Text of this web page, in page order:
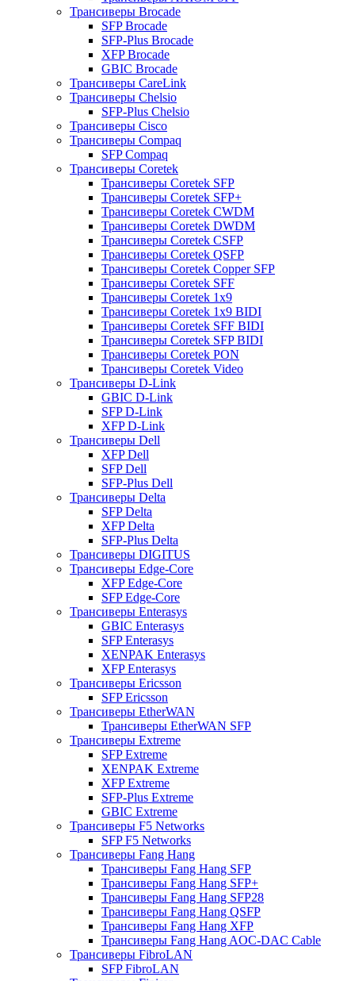
Трансиверы Brocade
SFP Brocade
SFP-Plus Brocade
XFP Brocade
GBIC Brocade
Трансиверы CareLink
Трансиверы Chelsio
SFP-Plus Chelsio
Трансиверы Cisco
Трансиверы Compaq
SFP Compaq
Трансиверы Coretek
Трансиверы Coretek SFP
Трансиверы Coretek SFP+
Трансиверы Coretek CWDM
Трансиверы Coretek DWDM
Трансиверы Coretek CSFP
Трансиверы Coretek QSFP
Трансиверы Coretek Copper SFP
Трансиверы Coretek SFF
Трансиверы Coretek 1x9
Трансиверы Coretek 1x9 BIDI
Трансиверы Coretek SFF BIDI
Трансиверы Coretek SFP BIDI
Трансиверы Coretek PON
Трансиверы Coretek Video
Трансиверы D-Link
GBIC D-Link
SFP D-Link
XFP D-Link
Трансиверы Dell
XFP Dell
SFP Dell
SFP-Plus Dell
Трансиверы Delta
SFP Delta
XFP Delta
SFP-Plus Delta
Трансиверы DIGITUS
Трансиверы Edge-Core
XFP Edge-Core
SFP Edge-Core
Трансиверы Enterasys
GBIC Enterasys
SFP Enterasys
XENPAK Enterasys
XFP Enterasys
Трансиверы Ericsson
SFP Ericsson
Трансиверы EtherWAN
Трансиверы EtherWAN SFP
Трансиверы Extreme
SFP Extreme
XENPAK Extreme
XFP Extreme
SFP-Plus Extreme
GBIC Extreme
Трансиверы F5 Networks
SFP F5 Networks
Трансиверы Fang Hang
Трансиверы Fang Hang SFP
Трансиверы Fang Hang SFP+
Трансиверы Fang Hang SFP28
Трансиверы Fang Hang QSFP
Трансиверы Fang Hang XFP
Трансиверы Fang Hang AOC-DAC Cable
Трансиверы FibroLAN
SFP FibroLAN